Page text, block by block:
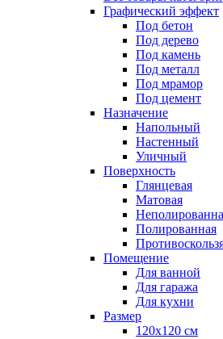
Графический эффект
Под бетон
Под дерево
Под камень
Под металл
Под мрамор
Под цемент
Назначение
Напольный
Настенный
Уличный
Поверхность
Глянцевая
Матовая
Полированная
Помещение
Для ванной
Для гаража
Для кухни
Размер
120x120 см